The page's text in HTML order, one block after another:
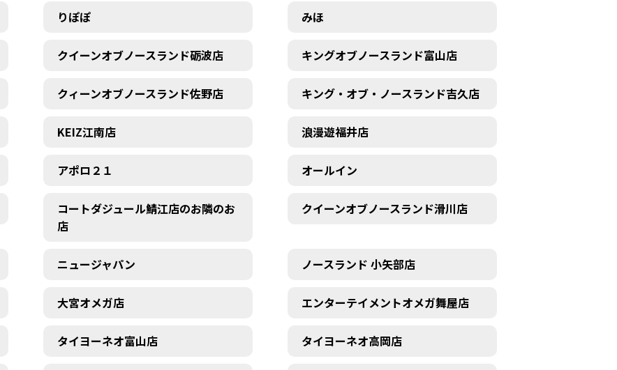
りぽぽ みほ
クイーンオブノースランド砺波店 キングオブノースランド富山店
クィーンオブノースランド佐野店 キング・オブ・ノースランド吉久店
KEIZ江南店 浪漫遊福井店
アポロ２１ オールイン
コートダジュール鯖江店のお隣のお
店
クイーンオブノースランド滑川店
ニュージャパン ノースランド 小矢部店
大宮オメガ店 エンターテイメントオメガ舞屋店
タイヨーネオ富山店 タイヨーネオ高岡店